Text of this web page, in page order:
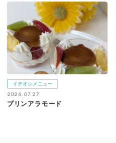
イチオシメニュー
2026.07.27
プリンアラモード